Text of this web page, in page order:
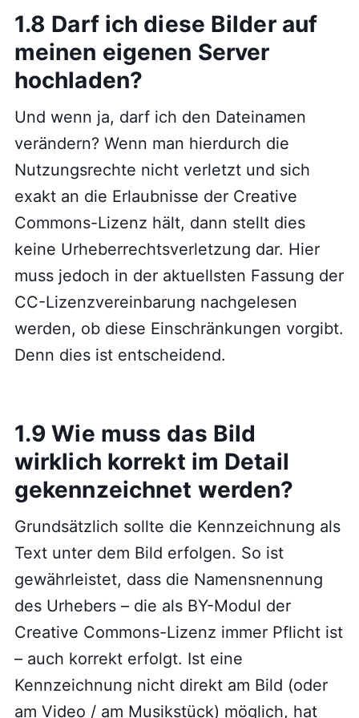
1.8 Darf ich diese Bilder auf
meinen eigenen Server
hochladen?
Und wenn ja, darf ich den Dateinamen
verändern? Wenn man hierdurch die
Nutzungsrechte nicht verletzt und sich
exakt an die Erlaubnisse der Creative
Commons-Lizenz hält, dann stellt dies
keine Urheberrechtsverletzung dar. Hier
muss jedoch in der aktuellsten Fassung der
CC-Lizenzvereinbarung nachgelesen
werden, ob diese Einschränkungen vorgibt.
Denn dies ist entscheidend.
1.9 Wie muss das Bild
wirklich korrekt im Detail
gekennzeichnet werden?
Grundsätzlich sollte die Kennzeichnung als
Text unter dem Bild erfolgen. So ist
gewährleistet, dass die Namensnennung
des Urhebers – die als BY-Modul der
Creative Commons-Lizenz immer Pflicht ist
– auch korrekt erfolgt. Ist eine
Kennzeichnung nicht direkt am Bild (oder
am Video / am Musikstück) möglich, hat